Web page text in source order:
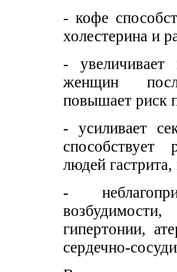
- кофе
холестерина и
- увеличивает
женщин
повышает риск
- усиливает
способствует
людей
-
гипертонии,
сердечно-